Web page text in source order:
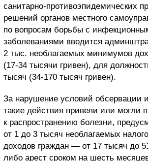
санитарно-противоэпидемических
решений органов местного
по вопросам борьбы с
заболеваниями вводится
2 тыс. необлагаемых минимумов
(17-34 тысячи гривен), для
тысяч (34-170 тысяч гривен).
За нарушение условий обсервации
такие действия привели или могли
к распространению болезни,
от 1 до 3 тысяч необлагаемых
доходов граждан — от 17 тысяч до
либо арест сроком на шесть